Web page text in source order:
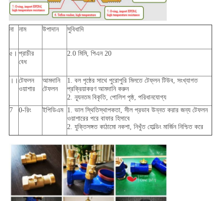
না নাম উপাদান সুবিধাদি
৫। প্রাচীর
বেধ
2.0 মিমি, পিএন 20
।। টেফলন
ওয়াশার
আমদানি
টেফলন
1. বল পৃষ্ঠের সাথে পুরোপুরি মিলতে টেফ্লন টিউব, সংখ্যাগত
প্রক্রিয়াকরণ আমদানি করুন
2. ন্যূনতম বিকৃতি, পোলিশ পৃষ্ঠ, পরিধানযোগ্য
7
0-রিং ইপিডিএম
1. ভাল স্থিতিস্থাপকতা, সীল প্রভাব উন্নত করার জন্য টেফলন
ওয়াশারের পরে বাফার হিসাবে
2. যুক্তিসঙ্গত কাঠামো নকশা, নিখুঁত হোল্ডিং মার্জিন নিশ্চিত করে